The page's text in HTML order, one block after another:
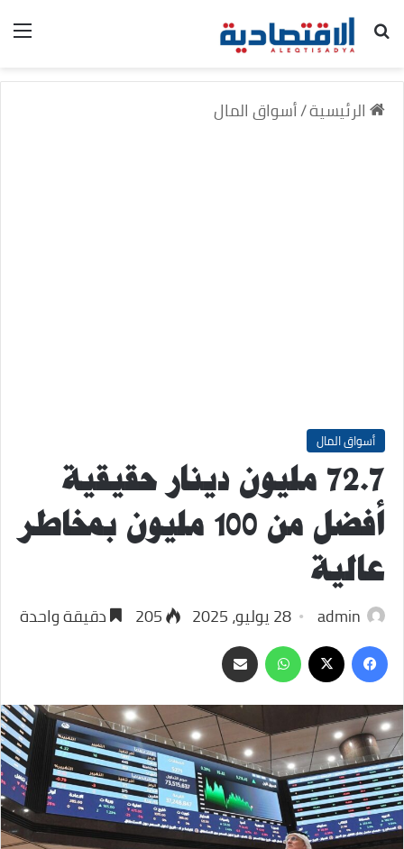
بحث عن
الرئيسية/أسواق المال
أسواق المال
72.7 مليون دينار حقيقية
أفضل من 100 مليون بمخاطر
عالية
admin 28 يوليو، 2025 205
دقيقة واحدة
فيسبوك
‫X واتسابمشاركة
عبر
البريد